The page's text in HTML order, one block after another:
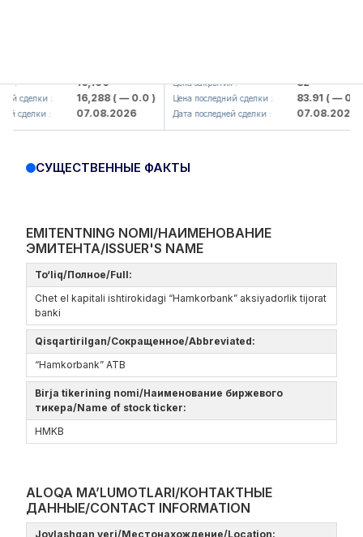
16,100
: 16,288( — 0.0 )
: 07.08.2026
Цена закрытия : 82
Цена последний сделки : 83.91 ( — 0.0 )
Дата последней сделки : 07.08.2026
СУЩЕСТВЕННЫЕ ФАКТЫ
EMITENTNING NOMI/НАИМЕНОВАНИЕ
ЭМИТЕНТА/ISSUER'S NAME
To‘liq/Полное/Full:
Chet el kapitali ishtirokidagi “Hamkorbank” aksiyadorlik tijorat
banki
Qisqartirilgan/Сокращенное/Abbreviated:
“Hamkorbank” ATB
Birja tikerining nomi/Наименование биржевого
тикера/Name of stock ticker:
HMKB
ALOQA MA’LUMOTLARI/КОНТАКТНЫЕ
ДАННЫЕ/CONTACT INFORMATION
Joylashgan yeri/Местонахождение/Location: